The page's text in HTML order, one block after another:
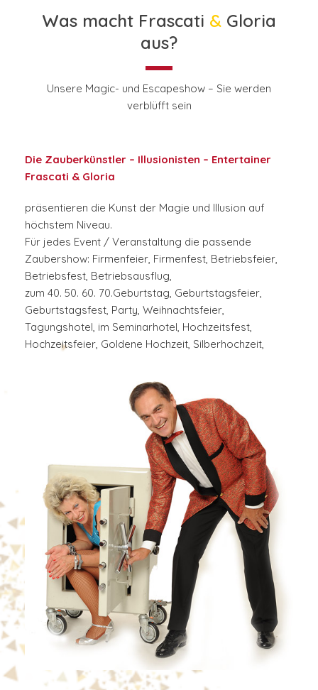
Was macht Frascati & Gloria
aus?
Unsere Magic- und Escapeshow – Sie werden
verblüfft sein
Die Zauberkünstler – Illusionisten – Entertainer
Frascati & Gloria
präsentieren die Kunst der Magie und Illusion auf
höchstem Niveau.
Für jedes Event / Veranstaltung die passende
Zaubershow: Firmenfeier, Firmenfest, Betriebsfeier,
Betriebsfest, Betriebsausflug,
zum 40. 50. 60. 70.Geburtstag, Geburtstagsfeier,
Geburtstagsfest, Party, Weihnachtsfeier,
Tagungshotel, im Seminarhotel, Hochzeitsfest,
Hochzeitsfeier, Goldene Hochzeit, Silberhochzeit,